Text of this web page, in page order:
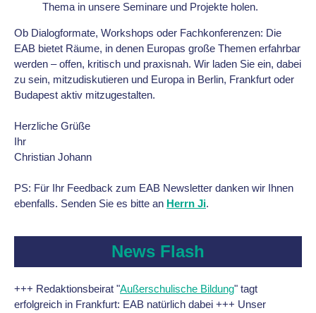
Thema in unsere Seminare und Projekte holen.
Ob Dialogformate, Workshops oder Fachkonferenzen: Die
EAB bietet Räume, in denen Europas große Themen erfahrbar
werden – offen, kritisch und praxisnah. Wir laden Sie ein, dabei
zu sein, mitzudiskutieren und Europa in Berlin, Frankfurt oder
Budapest aktiv mitzugestalten.
Herzliche Grüße
Ihr
Christian Johann
PS: Für Ihr Feedback zum EAB Newsletter danken wir Ihnen
ebenfalls. Senden Sie es bitte an Herrn Ji.
News Flash
+++ Redaktionsbeirat "Außerschulische Bildung" tagt
erfolgreich in Frankfurt: EAB natürlich dabei +++ Unser